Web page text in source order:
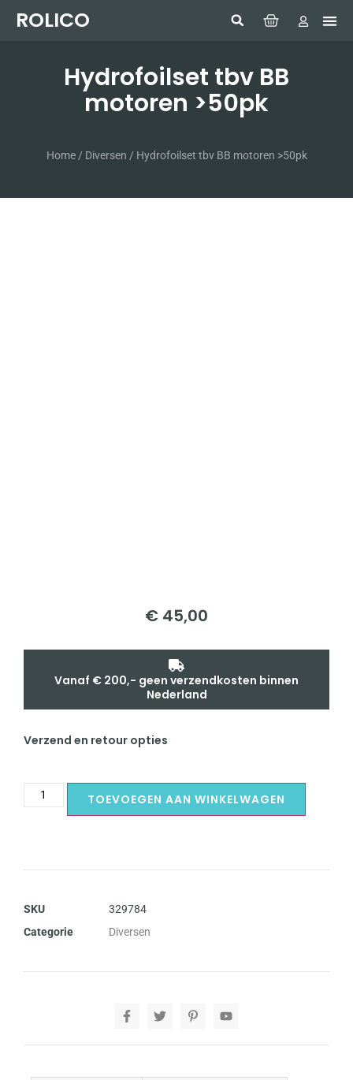
ROLICO
Hydrofoilset tbv BB
motoren >50pk
Home/ Diversen / Hydrofoilset tbv BB motoren >50pk
€ 45,00
Vanaf € 200,- geen verzendkosten binnen
Nederland
Verzend en retour opties
TOEVOEGEN AAN WINKELWAGEN
SKU
329784
Categorie
Diversen